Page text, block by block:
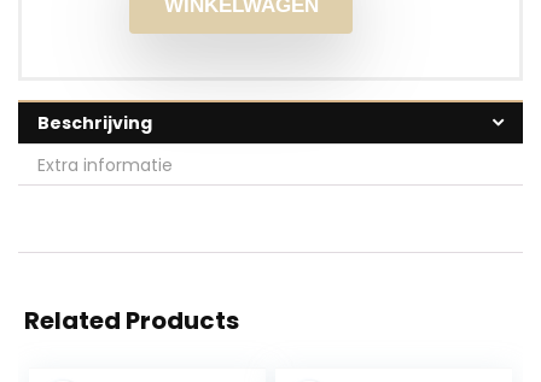
WINKELWAGEN
Beschrijving
Extra informatie
Related Products